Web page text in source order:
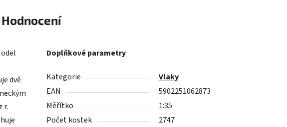
Hodnocení
dvě
r.
Doplňkové parametry
Kategorie
Vlaky
EAN
5902251062873
Měřítko
1:35
Počet kostek
2747